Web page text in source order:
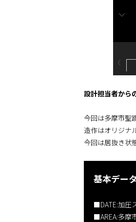
設計担当者から
今回は多摩市聖
造作はオリジナ
今回は居抜き状
基本データ
■DATE:加圧
■AREA:多摩